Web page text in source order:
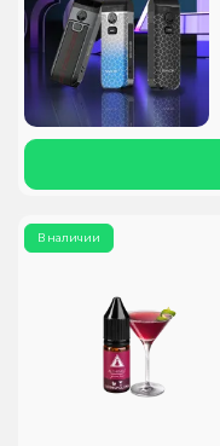
В наличии